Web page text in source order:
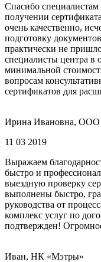
Спасибо
получении
очень качественно,
подготовку
практически не
специалисты центра в
минимальной
вопросам
сертификатов для
Ирина Ивановна, ООО
11 03 2019
Выражаем
быстро и
выездную проверку
выполнены быстро,
руководства от
комплекс услуг по
подтвержден!
Иван, НК «Мэтры»